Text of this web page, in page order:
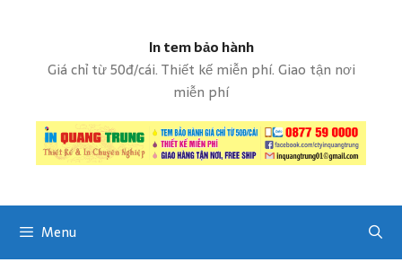
t
In tem bảo hành
Giá chỉ từ 50đ/cái. Thiết kế miễn phí. Giao tận nơi
miễn phí
Menu